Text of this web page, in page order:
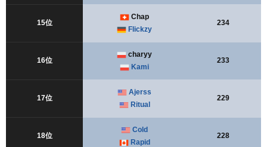
15位
Chap
Flickzy
234
16位
charyy
Kami
233
17位
Ajerss
Ritual
229
18位
Cold
Rapid
228